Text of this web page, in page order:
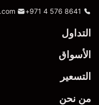
+971 4 576 8641
التداول
الأسواق
التسعير
من نحن